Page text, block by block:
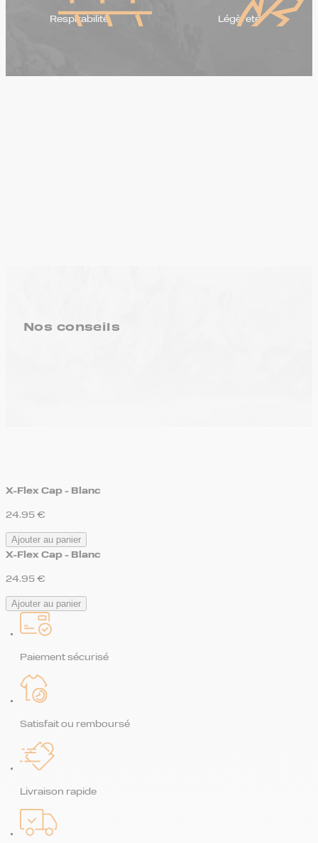
Respirabilité Légèreté
Nos conseils
X-Flex Cap - Blanc
24.95 €
Ajouter au panier
X-Flex Cap - Blanc
24.95 €
Ajouter au panier
Paiement sécurisé
Satisfait ou remboursé
Livraison rapide